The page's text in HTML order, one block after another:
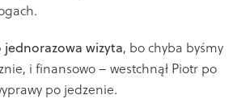
wizyta, bo chyba byśmy
i finansowo – westchnął Piotr po
po jedzenie.